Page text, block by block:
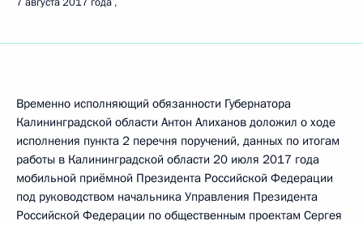
Временно исполняющий обязанности Губернатора
Калининградской области Антон Алиханов доложил о ходе
исполнения пункта 2 перечня поручений, данных по итогам
работы в Калининградской области 20 июля 2017 года
мобильной приёмной Президента Российской Федерации
под руководством начальника Управления Президента
Российской Федерации по общественным проектам Сергея